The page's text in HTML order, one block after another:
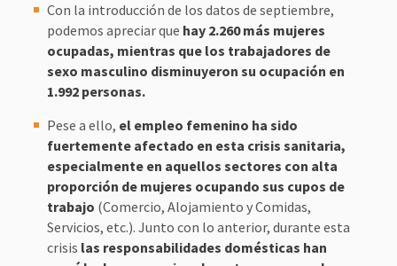
Con la introducción de los datos de septiembre,
podemos apreciar que hay 2.260 más mujeres
ocupadas, mientras que los trabajadores de
sexo masculino disminuyeron su ocupación en
1.992 personas.
Pese a ello, el empleo femenino ha sido
fuertemente afectado en esta crisis sanitaria,
especialmente en aquellos sectores con alta
proporción de mujeres ocupando sus cupos de
trabajo (Comercio, Alojamiento y Comidas,
Servicios, etc.). Junto con lo anterior, durante esta
crisis las responsabilidades domésticas han